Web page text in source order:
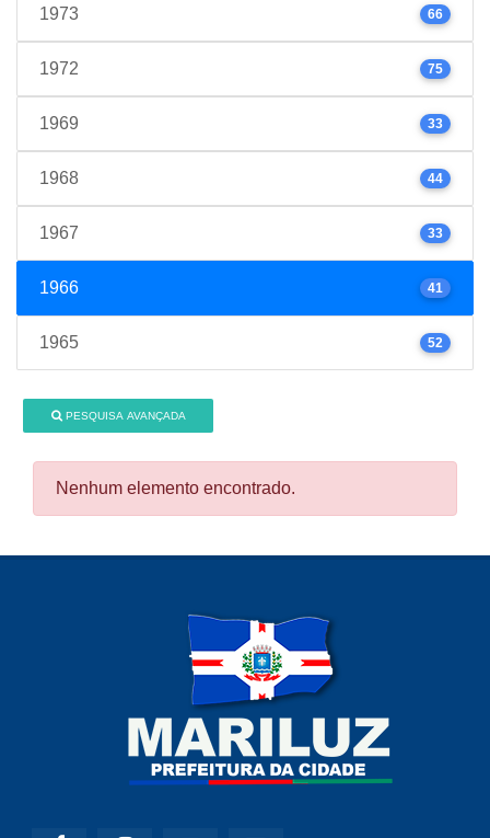
1973 66
1972 75
1969 33
1968 44
1967 33
1966 41
1965 52
PESQUISA AVANÇADA
Nenhum elemento encontrado.